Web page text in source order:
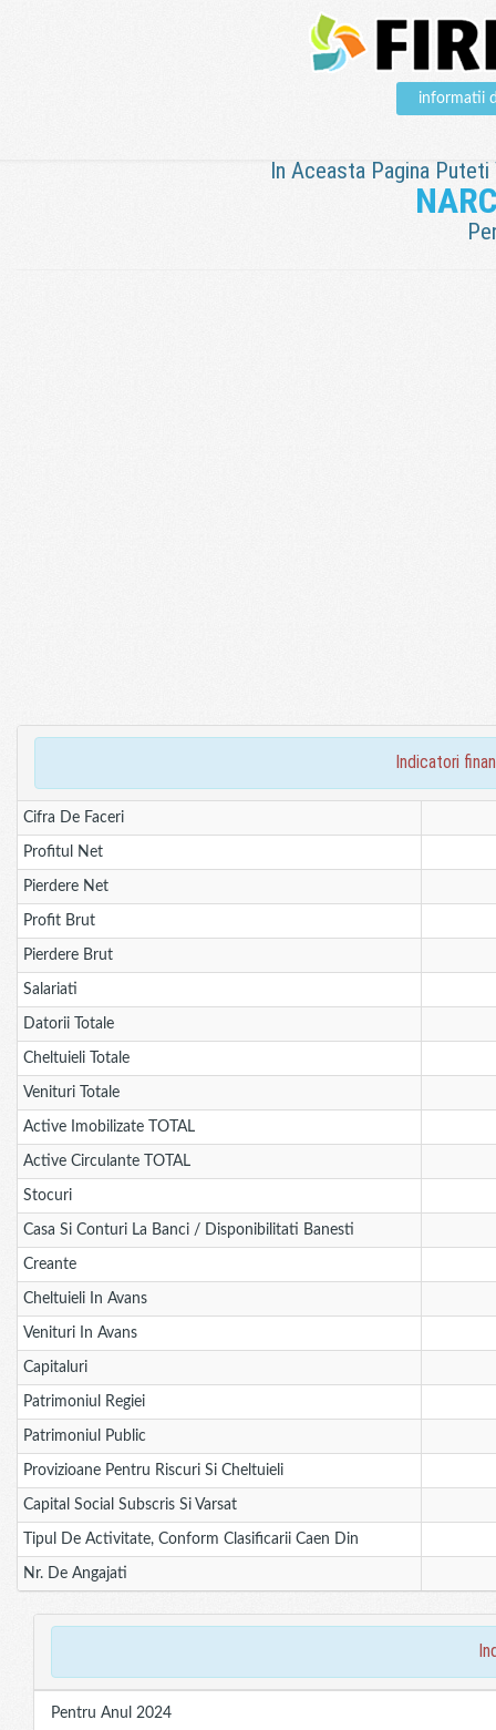
informatii
In Aceasta Pagina
indicatori
Cifra De Faceri
Profitul Net
Pierdere Net
Profit Brut
Pierdere Brut
Salariati
Datorii Totale
Cheltuieli Totale
Venituri Totale
Active Imobilizate TOTAL
Active Circulante TOTAL
Stocuri
Casa Si Conturi La Banci / Disponibilitati Banesti
Creante
Cheltuieli In Avans
Venituri In Avans
Capitaluri
Patrimoniul Regiei
Patrimoniul Public
Provizioane Pentru Riscuri Si Cheltuieli
Capital Social Subscris Si Varsat
Tipul De Activitate, Conform Clasificarii Caen Din
Nr. De Angajati
Pentru Anul 2024